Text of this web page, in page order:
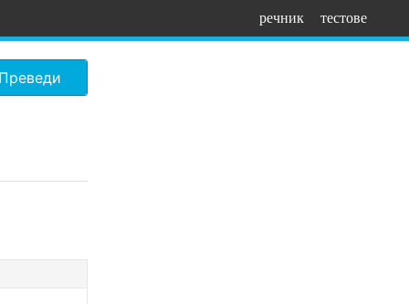
речник тестове
Преведи